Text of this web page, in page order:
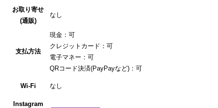
お取り寄せ
(通販)
なし
支払方法
現金：可
クレジットカード：可
電子マネー：可
QRコード決済(PayPayなど)：可
Wi-Fi なし
Instagram